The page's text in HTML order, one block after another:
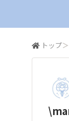
トップ＞